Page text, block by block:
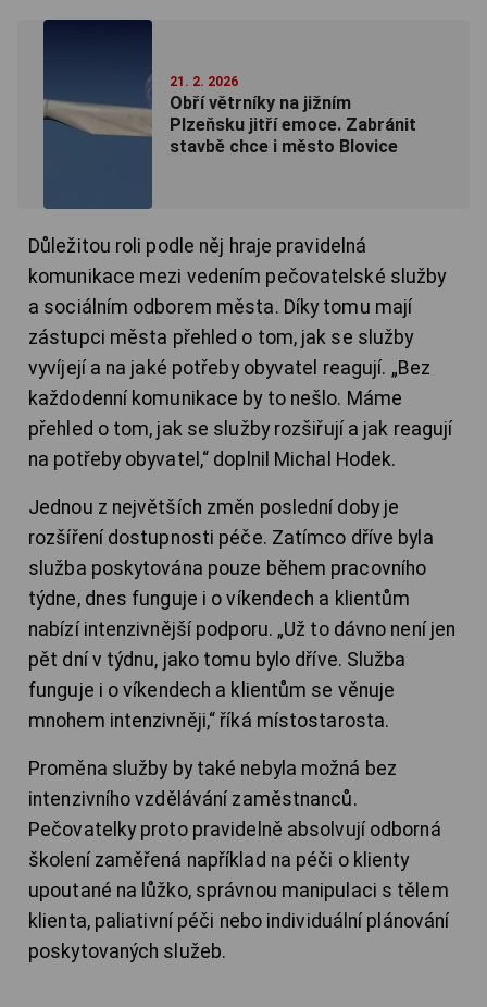
21. 2. 2026
Obří větrníky na jižním
Plzeňsku jitří emoce. Zabránit
stavbě chce i město Blovice
Důležitou roli podle něj hraje pravidelná
komunikace mezi vedením pečovatelské služby
a sociálním odborem města. Díky tomu mají
zástupci města přehled o tom, jak se služby
vyvíjejí a na jaké potřeby obyvatel reagují. „Bez
každodenní komunikace by to nešlo. Máme
přehled o tom, jak se služby rozšiřují a jak reagují
na potřeby obyvatel,“ doplnil Michal Hodek.
Jednou z největších změn poslední doby je
rozšíření dostupnosti péče. Zatímco dříve byla
služba poskytována pouze během pracovního
týdne, dnes funguje i o víkendech a klientům
nabízí intenzivnější podporu. „Už to dávno není jen
pět dní v týdnu, jako tomu bylo dříve. Služba
funguje i o víkendech a klientům se věnuje
mnohem intenzivněji,“ říká místostarosta.
Proměna služby by také nebyla možná bez
intenzivního vzdělávání zaměstnanců.
Pečovatelky proto pravidelně absolvují odborná
školení zaměřená například na péči o klienty
upoutané na lůžko, správnou manipulaci s tělem
klienta, paliativní péči nebo individuální plánování
poskytovaných služeb.